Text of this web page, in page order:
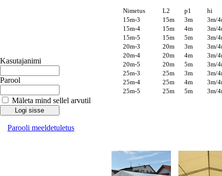
Kasutajanimi
Parool
Mäleta mind sellel arvutil
Parooli meeldetuletus
Nimetus
L2 p1
15m-3
15m 3m
3m/
15m-4
15m 4m
3m/
15m-5
15m 5m
3m/
20m-3
20m 3m
3m/
20m-4
20m 4m
3m/
20m-5
20m 5m
3m/
25m-3
25m 3m
3m/
25m-4
25m 4m
3m/
25m-5
25m 5m 3m/